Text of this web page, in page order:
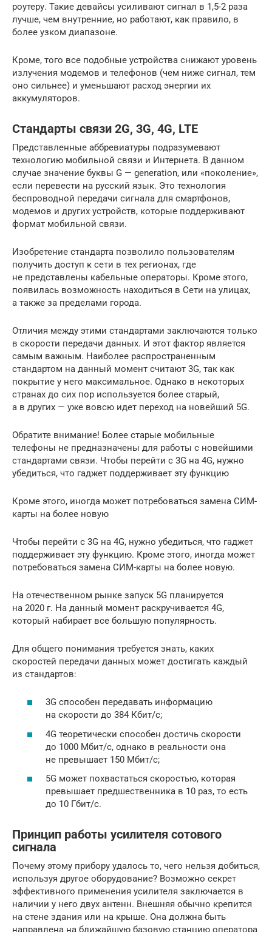
роутеру. Такие девайсы усиливают сигнал в 1,5-2 раза
лучше, чем внутренние, но работают, как правило, в
более узком диапазоне.
Кроме, того все подобные устройства снижают уровень
излучения модемов и телефонов (чем ниже сигнал, тем
оно сильнее) и уменьшают расход энергии их
аккумуляторов.
Стандарты связи 2G, 3G, 4G, LTE
Представленные аббревиатуры подразумевают
технологию мобильной связи и Интернета. В данном
случае значение буквы G — generation, или «поколение»,
если перевести на русский язык. Это технология
беспроводной передачи сигнала для смартфонов,
модемов и других устройств, которые поддерживают
формат мобильной связи.
Изобретение стандарта позволило пользователям
получить доступ к сети в тех регионах, где
не представлены кабельные операторы. Кроме этого,
появилась возможность находиться в Сети на улицах,
а также за пределами города.
Отличия между этими стандартами заключаются только
в скорости передачи данных. И этот фактор является
самым важным. Наиболее распространенным
стандартом на данный момент считают 3G, так как
покрытие у него максимальное. Однако в некоторых
странах до сих пор используется более старый,
а в других — уже вовсю идет переход на новейший 5G.
Обратите внимание! Более старые мобильные
телефоны не предназначены для работы с новейшими
стандартами связи. Чтобы перейти с 3G на 4G, нужно
убедиться, что гаджет поддерживает эту функцию
Кроме этого, иногда может потребоваться замена СИМ-
карты на более новую
Чтобы перейти с 3G на 4G, нужно убедиться, что гаджет
поддерживает эту функцию. Кроме этого, иногда может
потребоваться замена СИМ-карты на более новую.
На отечественном рынке запуск 5G планируется
на 2020 г. На данный момент раскручивается 4G,
который набирает все большую популярность.
Для общего понимания требуется знать, каких
скоростей передачи данных может достигать каждый
из стандартов:
3G способен передавать информацию
на скорости до 384 Кбит/с;
4G теоретически способен достичь скорости
до 1000 Мбит/с, однако в реальности она
не превышает 150 Мбит/с;
5G может похвастаться скоростью, которая
превышает предшественника в 10 раз, то есть
до 10 Гбит/с.
Принцип работы усилителя сотового
сигнала
Почему этому прибору удалось то, чего нельзя добиться,
используя другое оборудование? Возможно секрет
эффективного применения усилителя заключается в
наличии у него двух антенн. Внешняя обычно крепится
на стене здания или на крыше. Она должна быть
направлена на ближайшую базовую станцию оператора